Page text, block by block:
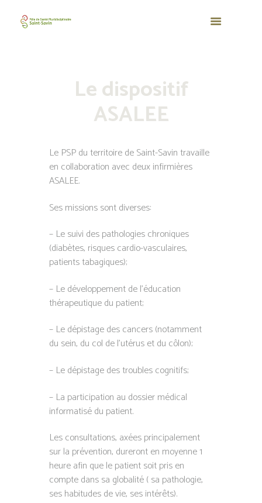
Le dispositif
ASALEE
Le PSP du territoire de Saint-Savin travaille
en collaboration avec deux infirmières
ASALEE.
Ses missions sont diverses:
– Le suivi des pathologies chroniques
(diabètes, risques cardio-vasculaires,
patients tabagiques);
– Le développement de l’éducation
thérapeutique du patient;
– Le dépistage des cancers (notamment
du sein, du col de l’utérus et du côlon);
– Le dépistage des troubles cognitifs;
– La participation au dossier médical
informatisé du patient.
Les consultations, axées principalement
sur la prévention, dureront en moyenne 1
heure afin que le patient soit pris en
compte dans sa globalité ( sa pathologie,
ses habitudes de vie, ses intérêts).